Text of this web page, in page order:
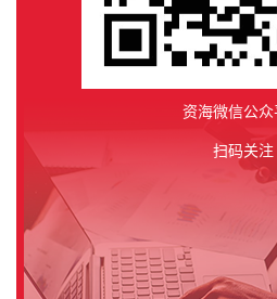
资海微信公众
扫码关注